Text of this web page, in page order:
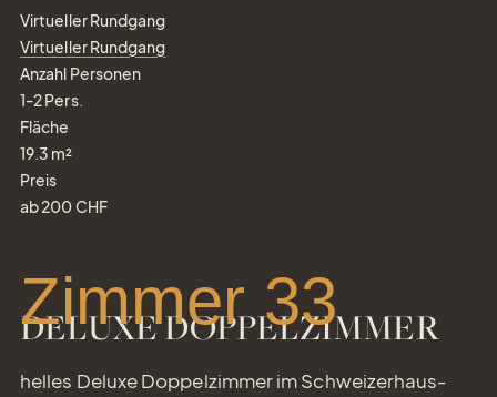
Virtueller Rundgang
Virtueller Rundgang
Anzahl Personen
1-2Pers.
Fläche
19.3 m²
Preis
ab200 CHF
DELUXE DOPPELZIMMER
Zimmer 33
helles Deluxe Doppelzimmer im Schweizerhaus-